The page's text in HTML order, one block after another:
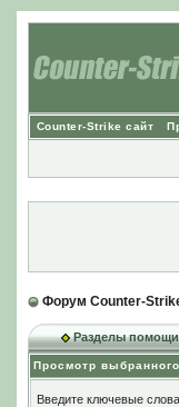
Counter-Strike сайт
Форум Counter-
Разделы помощи
Просмотр
Введите ключевые